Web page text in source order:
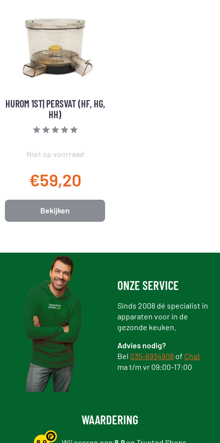
HUROM 1ST| PERSVAT (HF, HG,
HH)
Niet op voorraad
€59,20
Bekijken
ONZE SERVICE
Sinds 2008 dé specialist in
apparaten voor in de
gezonde keuken.
Advies nodig?
Bel 035-6934808 of Chat
ma t/m vr 09:00-17:00
WAARDERING